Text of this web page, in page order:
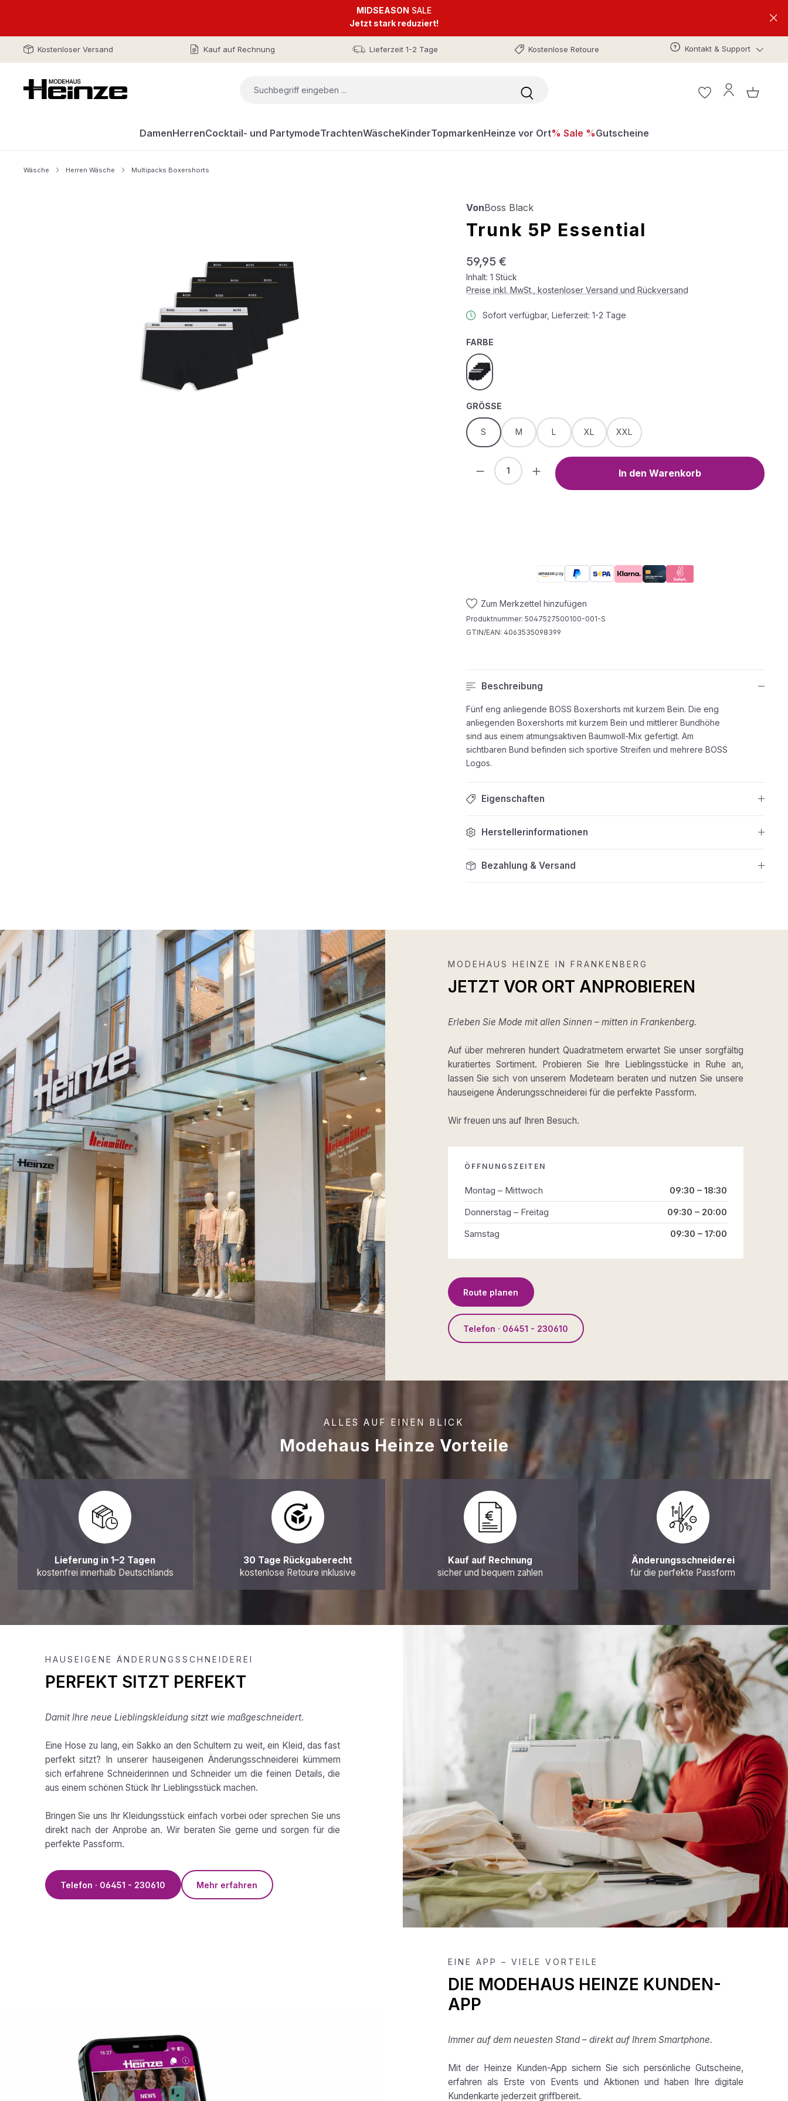
MIDSEASON SALE
Jetzt stark reduziert!
Kostenloser Versand Kauf auf Rechnung Lieferzeit 1-2 Tage Kostenlose Retoure Kontakt & Support
DamenHerrenCocktail- und PartymodeTrachtenWäscheKinderTopmarkenHeinze vor Ort% Sale %Gutscheine
Wäsche Herren Wäsche Multipacks Boxershorts
VonBoss Black
Trunk 5P Essential
Regulärer Preis:
59,95 €
Inhalt: 1 Stück
Preise inkl. MwSt., kostenloser Versand und Rückversand
Sofort verfügbar, Lieferzeit: 1-2 Tage
FARBEAUSWÄHLEN
black
GRÖSSE AUSWÄHLEN
S M L XL XXL
Produkt Anzahl: Gib den gewünschten Wert
In den Warenkorb
Zum Merkzettel hinzufügen
Produktnummer: 5047527500100-001-S
GTIN/EAN: 4063535098399
Beschreibung
Fünf eng anliegende BOSS Boxershorts mit kurzem Bein. Die eng
anliegenden Boxershorts mit kurzem Bein und mittlerer Bundhöhe
sind aus einem atmungsaktiven Baumwoll-Mix gefertigt. Am
sichtbaren Bund befinden sich sportive Streifen und mehrere BOSS
Logos.
Eigenschaften
Herstellerinformationen
Bezahlung & Versand
MODEHAUS HEINZE IN FRANKENBERG
JETZT VOR ORT ANPROBIEREN
Erleben Sie Mode mit allen Sinnen – mitten in Frankenberg.
Auf über mehreren hundert Quadratmetern erwartet Sie unser sorgfältig
kuratiertes Sortiment. Probieren Sie Ihre Lieblingsstücke in Ruhe an,
lassen Sie sich von unserem Modeteam beraten und nutzen Sie unsere
hauseigene Änderungsschneiderei für die perfekte Passform.
Wir freuen uns auf Ihren Besuch.
ÖFFNUNGSZEITEN
Montag – Mittwoch
09:30 – 18:30
Donnerstag – Freitag
09:30 – 20:00
Samstag
09:30 – 17:00
Route planen
Telefon · 06451 - 230610
ALLES AUF EINEN BLICK
Modehaus Heinze Vorteile
Lieferung in 1–2 Tagen
kostenfrei innerhalb Deutschlands
30 Tage Rückgaberecht
kostenlose Retoure inklusive
Kauf auf Rechnung
sicher und bequem zahlen
Änderungsschneiderei
für die perfekte Passform
HAUSEIGENE ÄNDERUNGSSCHNEIDEREI
PERFEKT SITZT PERFEKT
Damit Ihre neue Lieblingskleidung sitzt wie maßgeschneidert.
Eine Hose zu lang, ein Sakko an den Schultern zu weit, ein Kleid, das fast
perfekt sitzt? In unserer hauseigenen Änderungsschneiderei kümmern
sich erfahrene Schneiderinnen und Schneider um die feinen Details, die
aus einem schönen Stück Ihr Lieblingsstück machen.
Bringen Sie uns Ihr Kleidungsstück einfach vorbei oder sprechen Sie uns
direkt nach der Anprobe an. Wir beraten Sie gerne und sorgen für die
perfekte Passform.
Telefon · 06451 - 230610 Mehr erfahren
EINE APP – VIELE VORTEILE
DIE MODEHAUS HEINZE KUNDEN-
APP
Immer auf dem neuesten Stand – direkt auf Ihrem Smartphone.
Mit der Heinze Kunden-App sichern Sie sich persönliche Gutscheine,
erfahren als Erste von Events und Aktionen und haben Ihre digitale
Kundenkarte jederzeit griffbereit.